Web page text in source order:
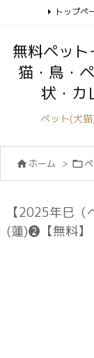
トップペ
無料ペッ
猫・鳥・
状・カ
ペット(犬
 ホーム > 
【2025年巳
(蓮)❷【無料】